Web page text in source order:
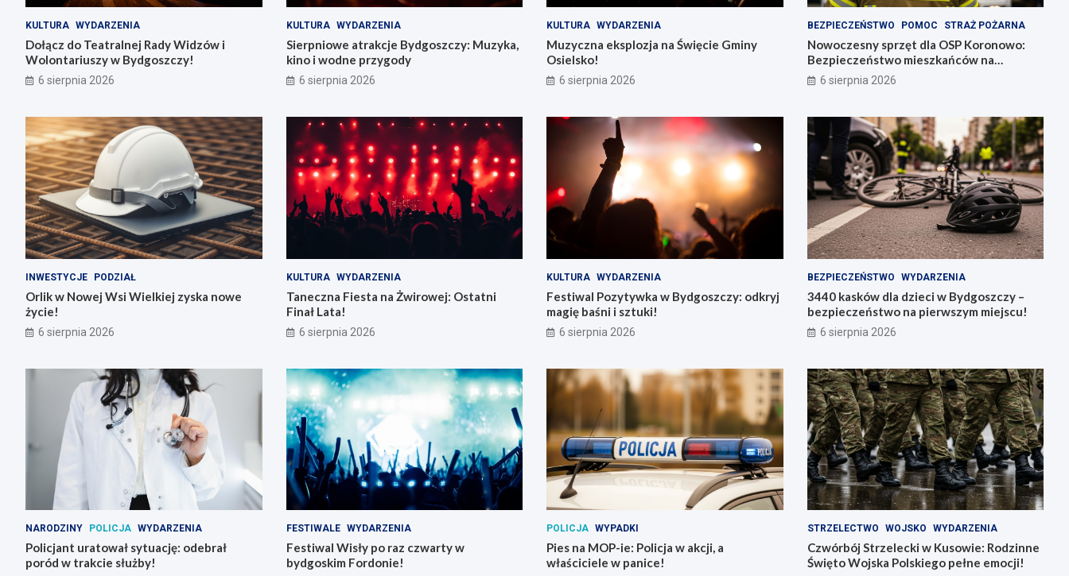
KULTURA WYDARZENIA
Dołącz do Teatralnej Rady Widzów i
Wolontariuszy w Bydgoszczy!
6 sierpnia 2026
KULTURA WYDARZENIA
Sierpniowe atrakcje Bydgoszczy: Muzyka,
kino i wodne przygody
6 sierpnia 2026
KULTURA WYDARZENIA
Muzyczna eksplozja na Święcie Gminy
Osielsko!
6 sierpnia 2026
BEZPIECZEŃSTWO POMOC STRAŻ POŻARNA
Nowoczesny sprzęt dla OSP Koronowo:
Bezpieczeństwo mieszkańców na
pierwszym miejscu!
6 sierpnia 2026
INWESTYCJE PODZIAŁ
Orlik w Nowej Wsi Wielkiej zyska nowe
życie!
6 sierpnia 2026
KULTURA WYDARZENIA
Taneczna Fiesta na Żwirowej: Ostatni
Finał Lata!
6 sierpnia 2026
KULTURA WYDARZENIA
Festiwal Pozytywka w Bydgoszczy: odkryj
magię baśni i sztuki!
6 sierpnia 2026
BEZPIECZEŃSTWO WYDARZENIA
3440 kasków dla dzieci w Bydgoszczy –
bezpieczeństwo na pierwszym miejscu!
6 sierpnia 2026
NARODZINY POLICJA WYDARZENIA
Policjant uratował sytuację: odebrał
poród w trakcie służby!
FESTIWALE WYDARZENIA
Festiwal Wisły po raz czwarty w
bydgoskim Fordonie!
POLICJA WYPADKI
Pies na MOP-ie: Policja w akcji, a
właściciele w panice!
STRZELECTWO WOJSKO WYDARZENIA
Czwórbój Strzelecki w Kusowie: Rodzinne
Święto Wojska Polskiego pełne emocji!